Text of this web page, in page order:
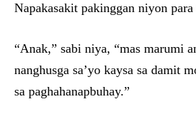
Napakasakit pakinggan niyon
“Anak,” sabi niya, “mas marumi
nanghusga sa’yo kaysa sa damit
sa paghahanapbuhay.”